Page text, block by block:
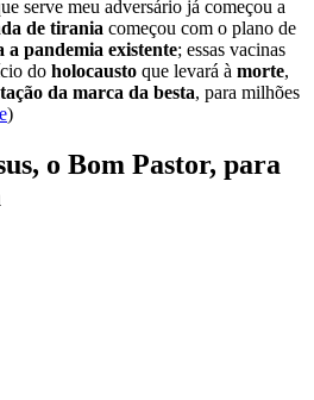
serve meu adversário já começou a
de tirania começou com o plano de
a pandemia existente; essas vacinas
do holocausto que levará à morte,
da marca da besta, para milhões
)
o Bom Pastor, para